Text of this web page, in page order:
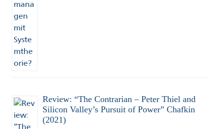
Review: “The Contrarian – Peter Thiel and
Silicon Valley’s Pursuit of Power” Chafkin
(2021)